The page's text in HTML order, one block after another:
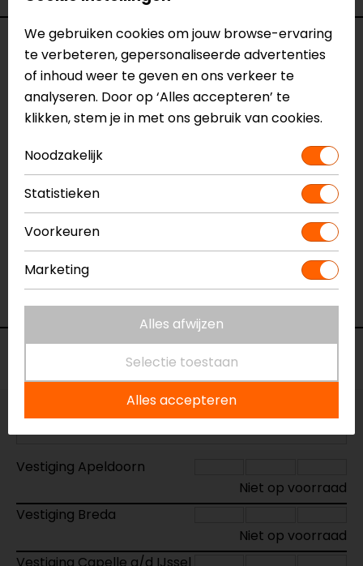
Specificaties
Naam
Mason SF Motorjeans
Model
148170
REV'IT!
Kleur
Aanritsbaar
Niet aanritsbaar
Certificeringsklasse
Materiaal
denim
Rijstijl
Seizoen
Zomer
Ventilatie
Luchtdoorlatend textiel
Maat:W30-L34
Vestiging Apeldoorn
Niet op voorraad
Vestiging Breda
Niet op voorraad
We gebruiken cookies om jouw browse-ervaring
te verbeteren, gepersonaliseerde advertenties
of inhoud weer te geven en ons verkeer te
analyseren. Door op ‘Alles accepteren’ te
klikken, stem je in met ons gebruik van cookies.
Noodzakelijk
Statistieken
Voorkeuren
Marketing
Alles afwijzen
Selectie toestaan
Alles accepteren